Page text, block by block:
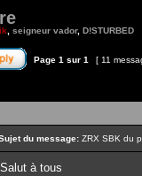
seigneur vador, D!STURBED
Page 1 sur 1 [ 11
du message: ZRX SBK du
Salut à tous